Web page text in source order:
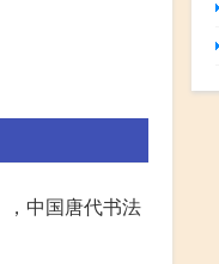
中国唐代书法